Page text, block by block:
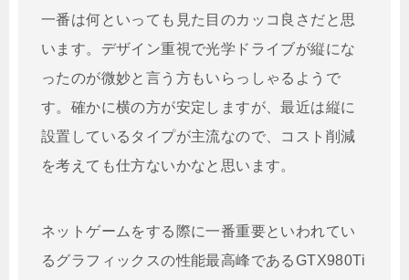
一番は何といっても見た目のカッコ良さだと思
います。デザイン重視で光学ドライブが縦にな
ったのが微妙と言う方もいらっしゃるようで
す。確かに横の方が安定しますが、最近は縦に
設置しているタイプが主流なので、コスト削減
を考えても仕方ないかなと思います。
ネットゲームをする際に一番重要といわれてい
るグラフィックスの性能最高峰であるGTX980Ti